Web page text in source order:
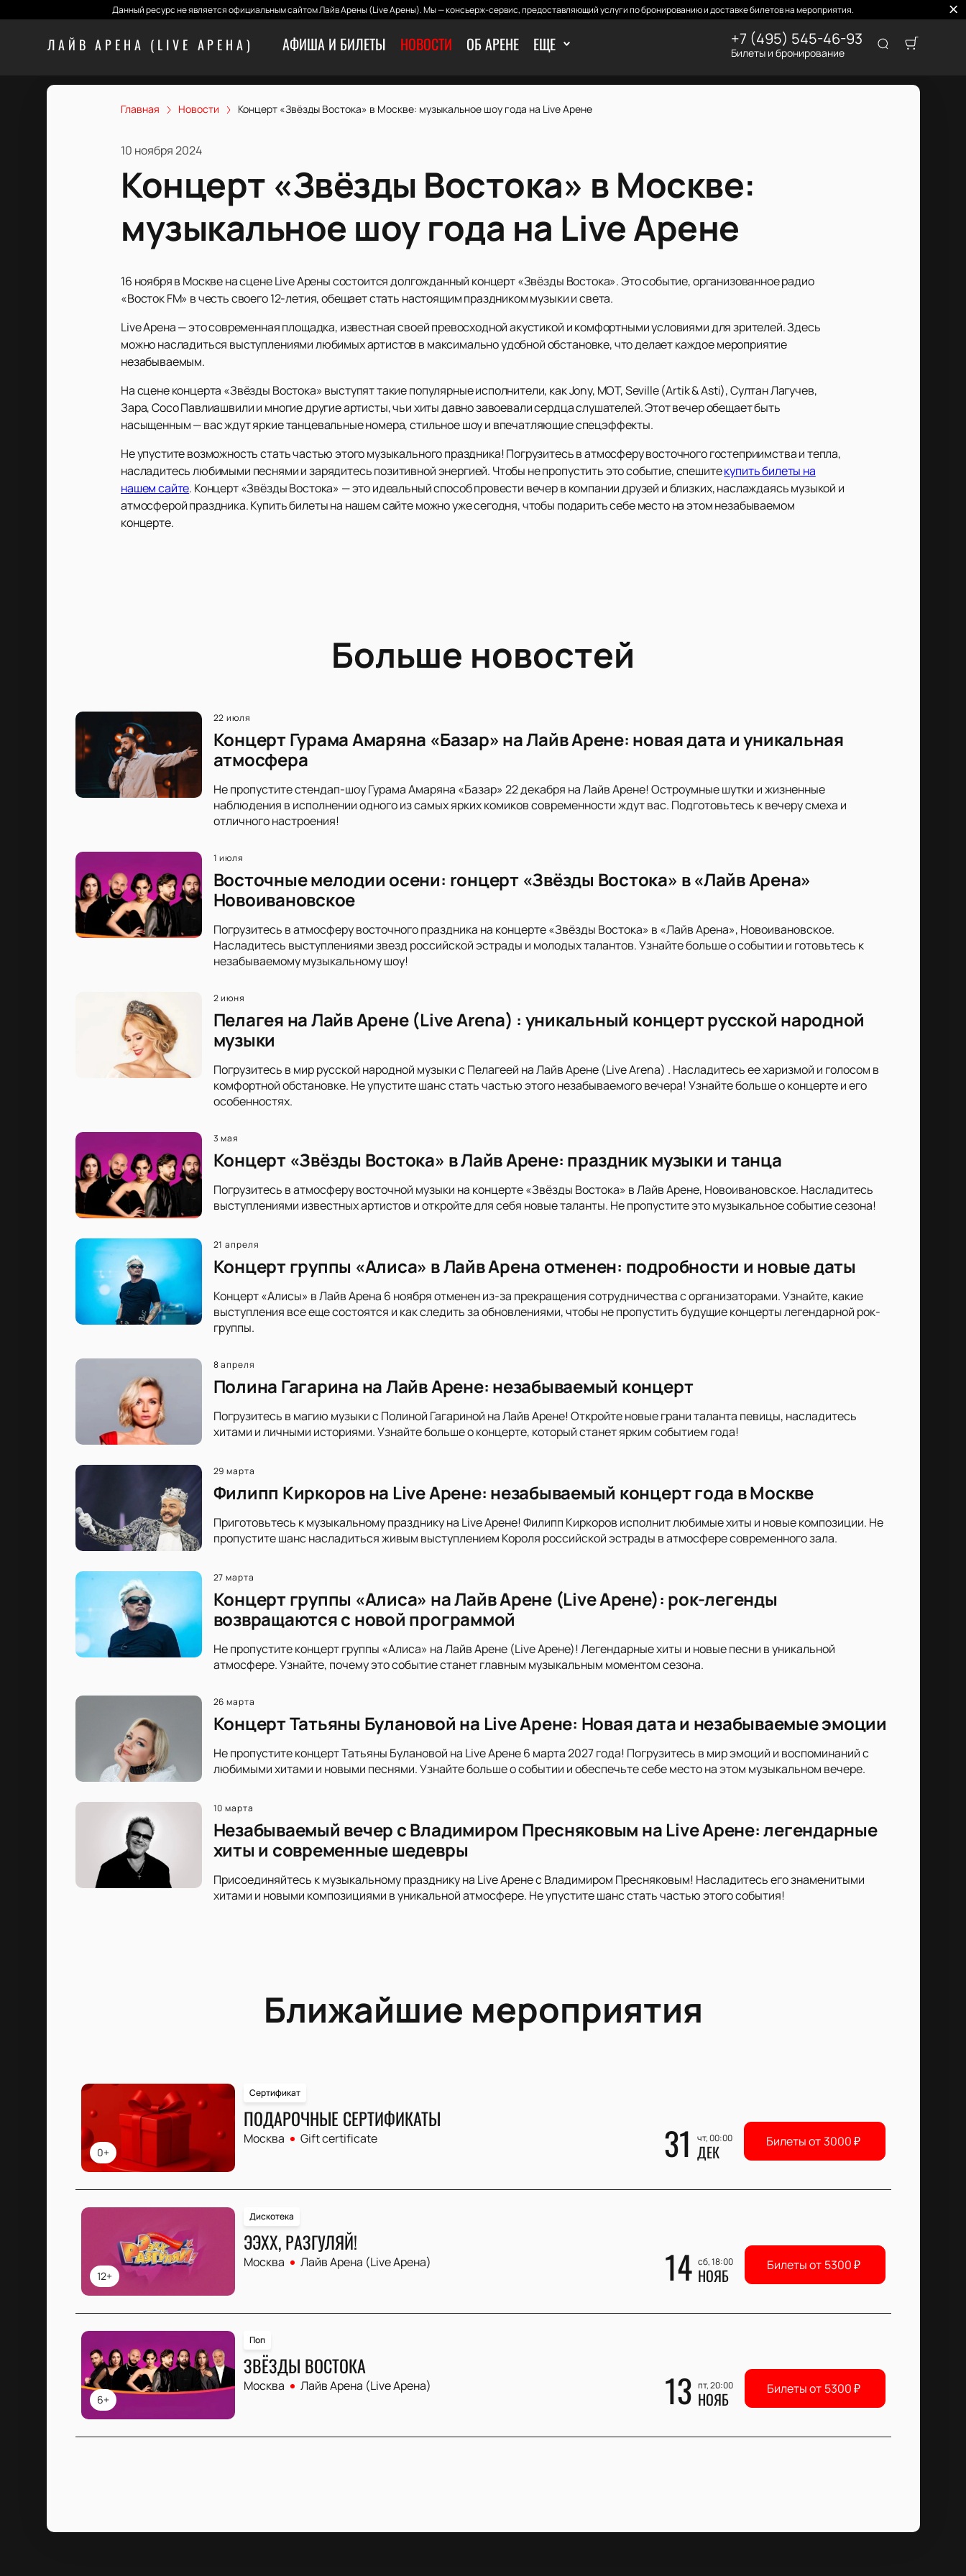
Данный ресурс не является официальным сайтом Лайв Арены (Live Арены). Мы — консьерж-сервис, предоставляющий услуги по бронированию и доставке билетов на мероприятия.
ЛАЙВ АРЕНА (LIVE АРЕНА) АФИША И БИЛЕТЫ НОВОСТИ ОБ АРЕНЕ ЕЩЕ +7 (495) 545-46-93
Билеты и бронирование
Главная Новости Концерт «Звёзды Востока» в Москве: музыкальное шоу года на Live Арене
10 ноября 2024
Концерт «Звёзды Востока» в Москве:
музыкальное шоу года на Live Арене
16 ноября в Москве на сцене Live Арены состоится долгожданный концерт «Звёзды Востока». Это событие, организованное радио
«Восток FM» в честь своего 12-летия, обещает стать настоящим праздником музыки и света.
Live Арена — это современная площадка, известная своей превосходной акустикой и комфортными условиями для зрителей. Здесь
можно насладиться выступлениями любимых артистов в максимально удобной обстановке, что делает каждое мероприятие
незабываемым.
На сцене концерта «Звёзды Востока» выступят такие популярные исполнители, как Jony, MOT, Seville (Artik & Asti), Султан Лагучев,
Зара, Сосо Павлиашвили и многие другие артисты, чьи хиты давно завоевали сердца слушателей. Этот вечер обещает быть
насыщенным — вас ждут яркие танцевальные номера, стильное шоу и впечатляющие спецэффекты.
Не упустите возможность стать частью этого музыкального праздника! Погрузитесь в атмосферу восточного гостеприимства и тепла,
насладитесь любимыми песнями и зарядитесь позитивной энергией. Чтобы не пропустить это событие, спешитекупить билеты на
нашем сайте. Концерт «Звёзды Востока» — это идеальный способ провести вечер в компании друзей и близких, наслаждаясь музыкой и
атмосферой праздника. Купить билеты на нашем сайте можно уже сегодня, чтобы подарить себе место на этом незабываемом
концерте.
Больше новостей
22 июля
Концерт Гурама Амаряна «Базар» на Лайв Арене: новая дата и уникальная
атмосфера
Не пропустите стендап-шоу Гурама Амаряна «Базар» 22 декабря на Лайв Арене! Остроумные шутки и жизненные
наблюдения в исполнении одного из самых ярких комиков современности ждут вас. Подготовьтесь к вечеру смеха и
отличного настроения!
1 июля
Восточные мелодии осени: rонцерт «Звёзды Востока» в «Лайв Арена»
Новоивановское
Погрузитесь в атмосферу восточного праздника на концерте «Звёзды Востока» в «Лайв Арена», Новоивановское.
Насладитесь выступлениями звезд российской эстрады и молодых талантов. Узнайте больше о событии и готовьтесь к
незабываемому музыкальному шоу!
2 июня
Пелагея на Лайв Арене (Live Arena) : уникальный концерт русской народной
музыки
Погрузитесь в мир русской народной музыки с Пелагеей на Лайв Арене (Live Arena) . Насладитесь ее харизмой и голосом в
комфортной обстановке. Не упустите шанс стать частью этого незабываемого вечера! Узнайте больше о концерте и его
особенностях.
3 мая
Концерт «Звёзды Востока» в Лайв Арене: праздник музыки и танца
Погрузитесь в атмосферу восточной музыки на концерте «Звёзды Востока» в Лайв Арене, Новоивановское. Насладитесь
выступлениями известных артистов и откройте для себя новые таланты. Не пропустите это музыкальное событие сезона!
21 апреля
Концерт группы «Алиса» в Лайв Арена отменен: подробности и новые даты
Концерт «Алисы» в Лайв Арена 6 ноября отменен из-за прекращения сотрудничества с организаторами. Узнайте, какие
выступления все еще состоятся и как следить за обновлениями, чтобы не пропустить будущие концерты легендарной рок-
группы.
8 апреля
Полина Гагарина на Лайв Арене: незабываемый концерт
Погрузитесь в магию музыки с Полиной Гагариной на Лайв Арене! Откройте новые грани таланта певицы, насладитесь
хитами и личными историями. Узнайте больше о концерте, который станет ярким событием года!
29 марта
Филипп Киркоров на Live Арене: незабываемый концерт года в Москве
Приготовьтесь к музыкальному празднику на Live Арене! Филипп Киркоров исполнит любимые хиты и новые композиции. Не
пропустите шанс насладиться живым выступлением Короля российской эстрады в атмосфере современного зала.
27 марта
Концерт группы «Алиса» на Лайв Арене (Live Арене): рок-легенды
возвращаются с новой программой
Не пропустите концерт группы «Алиса» на Лайв Арене (Live Арене)! Легендарные хиты и новые песни в уникальной
атмосфере. Узнайте, почему это событие станет главным музыкальным моментом сезона.
26 марта
Концерт Татьяны Булановой на Live Арене: Новая дата и незабываемые эмоции
Не пропустите концерт Татьяны Булановой на Live Арене 6 марта 2027 года! Погрузитесь в мир эмоций и воспоминаний с
любимыми хитами и новыми песнями. Узнайте больше о событии и обеспечьте себе место на этом музыкальном вечере.
10 марта
Незабываемый вечер с Владимиром Пресняковым на Live Арене: легендарные
хиты и современные шедевры
Присоединяйтесь к музыкальному празднику на Live Арене с Владимиром Пресняковым! Насладитесь его знаменитыми
хитами и новыми композициями в уникальной атмосфере. Не упустите шанс стать частью этого события!
Ближайшие мероприятия
0+
Сертификат
ПОДАРОЧНЫЕ СЕРТИФИКАТЫ
Москва Gift certificate 31 чт, 00:00
ДЕК Билеты от 3000₽
12+
Дискотека
ЭЭХХ, РАЗГУЛЯЙ!
Москва Лайв Арена (Live Арена) 14 сб, 18:00
НОЯБ Билеты от 5300₽
6+
Поп
ЗВЁЗДЫ ВОСТОКА
Москва Лайв Арена (Live Арена) 13 пт, 20:00
НОЯБ Билеты от 5300₽